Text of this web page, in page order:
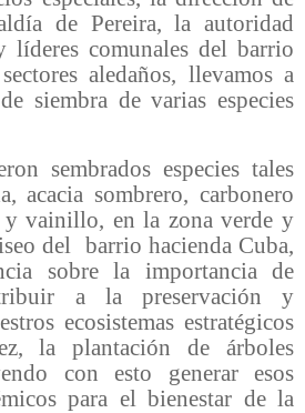
de Pereira, la autoridad
líderes comunales del barrio
aledaños, llevamos a
siembra de varias especies
sembrados especies tales
acacia sombrero, carbonero
y vainillo, en la zona verde y
del barrio hacienda Cuba,
sobre la importancia de
a la preservación y
ecosistemas estratégicos
la plantación de árboles
con esto generar esos
para el bienestar de la